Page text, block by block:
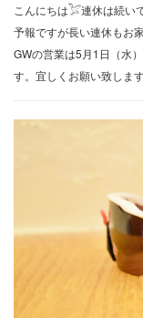
こんにちは𓅯連休は続い
予報ですが長い連休もお
GWの営業は5月1日（水
す。宜しくお願い致し